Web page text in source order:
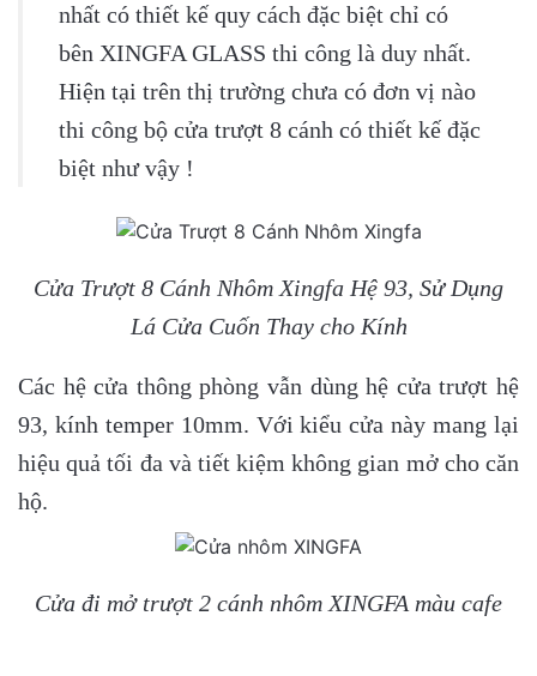
nhất có thiết kế quy cách đặc biệt chỉ có
bên XINGFA GLASS thi công là duy nhất.
Hiện tại trên thị trường chưa có đơn vị nào
thi công bộ cửa trượt 8 cánh có thiết kế đặc
biệt như vậy !
Cửa Trượt 8 Cánh Nhôm Xingfa Hệ 93, Sử Dụng
Lá Cửa Cuốn Thay cho Kính
Các hệ cửa thông phòng vẫn dùng hệ cửa trượt hệ
93, kính temper 10mm. Với kiểu cửa này mang lại
hiệu quả tối đa và tiết kiệm không gian mở cho căn
hộ.
Cửa đi mở trượt 2 cánh nhôm XINGFA màu cafe